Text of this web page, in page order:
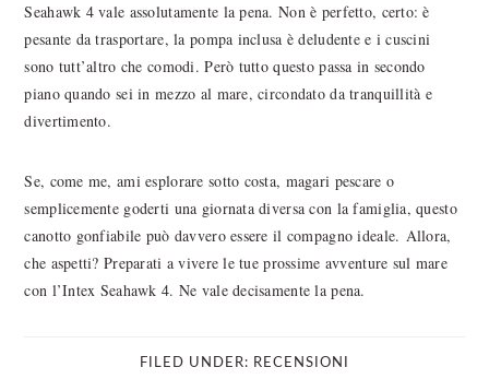
Seahawk 4 vale assolutamente la pena. Non è perfetto, certo: è
pesante da trasportare, la pompa inclusa è deludente e i cuscini
sono tutt’altro che comodi. Però tutto questo passa in secondo
piano quando sei in mezzo al mare, circondato da tranquillità e
divertimento.
Se, come me, ami esplorare sotto costa, magari pescare o
semplicemente goderti una giornata diversa con la famiglia, questo
canotto gonfiabile può davvero essere il compagno ideale. Allora,
che aspetti? Preparati a vivere le tue prossime avventure sul mare
con l’Intex Seahawk 4. Ne vale decisamente la pena.
FILED UNDER: RECENSIONI